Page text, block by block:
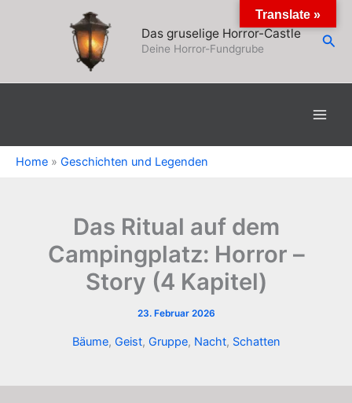
Das gruselige Horror-Castle
Deine Horror-Fundgrube
Home » Geschichten und Legenden
Das Ritual auf dem
Campingplatz: Horror –
Story (4 Kapitel)
23. Februar 2026
Bäume, Geist, Gruppe, Nacht, Schatten
Translate »